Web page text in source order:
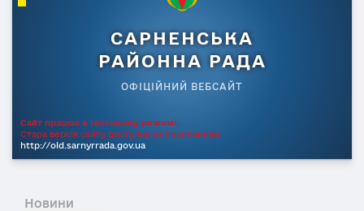
САРНЕНСЬКА
РАЙОННА РАДА
ОФІЦІЙНИЙ ВЕБСАЙТ
Сайт працює в тестовому режимі.
Стара версія сайту доступна за посиланням
http://old.sarnyrrada.gov.ua
Новини